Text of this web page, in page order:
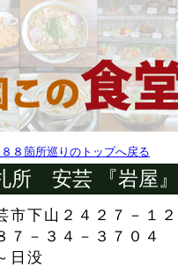
８箇所巡りのトップへ戻る
所 安芸 『岩屋
市下山２４２７－１２
７－３４－３７０４
日没